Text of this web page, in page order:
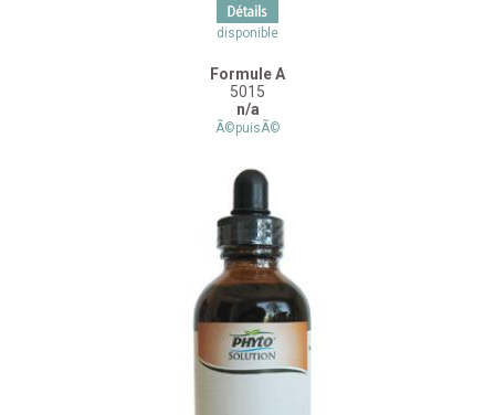
disponible
Formule A
5015
n/a
Ã©puisÃ©